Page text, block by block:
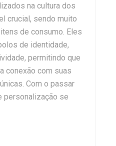
na cultura dos
crucial, sendo muito
de consumo. Eles
de identidade,
permitindo que
conexão com suas
Com o passar
personalização se